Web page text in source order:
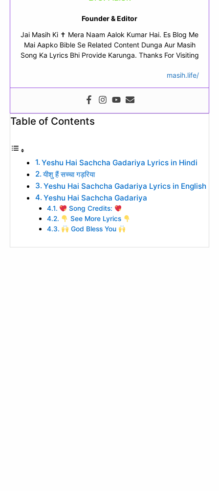
Founder & Editor
Jai Masih Ki ✝ Mera Naam Aalok Kumar Hai. Es Blog Me
Mai Aapko Bible Se Related Content Dunga Aur Masih
Song Ka Lyrics Bhi Provide Karunga. Thanks For Visiting
masih.life/
Table of Contents
Yeshu Hai Sachcha Gadariya Lyrics in Hindi
यीशु हैं सच्चा गड़रिया
Yeshu Hai Sachcha Gadariya Lyrics in English
Yeshu Hai Sachcha Gadariya
Song Credits:
See More Lyrics
God Bless You